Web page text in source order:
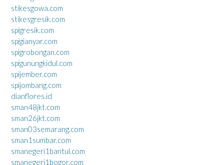
stikesgowa.com
stikesgresik.com
spigresik.com
spigianyar.com
spigrobongan.com
spigunungkidul.com
spijember.com
spijombang.com
dianflores.id
sman48jkt.com
sman26jkt.com
sman03semarang.com
sman1sumbar.com
smanegeri1bantul.com
smanegeri1bogor.com